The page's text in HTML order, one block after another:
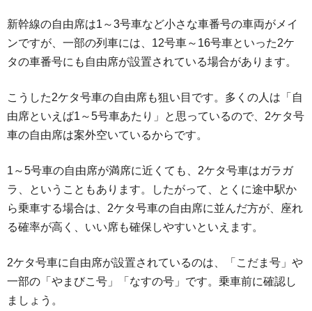
新幹線の自由席は1～3号車など小さな車番号の車両がメイ
ンですが、一部の列車には、12号車～16号車といった2ケ
タの車番号にも自由席が設置されている場合があります。
こうした2ケタ号車の自由席も狙い目です。多くの人は「自
由席といえば1～5号車あたり」と思っているので、2ケタ号
車の自由席は案外空いているからです。
1～5号車の自由席が満席に近くても、2ケタ号車はガラガ
ラ、ということもあります。したがって、とくに途中駅か
ら乗車する場合は、2ケタ号車の自由席に並んだ方が、座れ
る確率が高く、いい席も確保しやすいといえます。
2ケタ号車に自由席が設置されているのは、「こだま号」や
一部の「やまびこ号」「なすの号」です。乗車前に確認し
ましょう。